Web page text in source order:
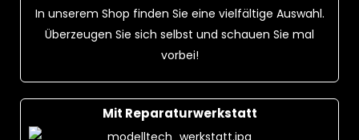
In unserem Shop finden Sie eine vielfältige Auswahl.
Überzeugen Sie sich selbst und schauen Sie mal
vorbei!
Mit Reparaturwerkstatt